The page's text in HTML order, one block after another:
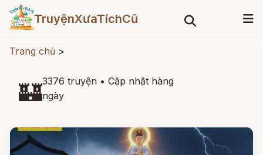
TruyệnXưaTíchCũ
Trang chủ >
🏰3376 truyện • Cập nhật hàng
ngày